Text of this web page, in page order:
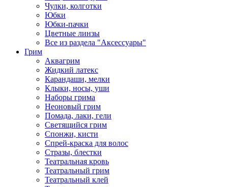
Чулки, колготки
Юбки
Юбки-пачки
Цветные линзы
Все из раздела "Аксессуары"
Грим
Аквагрим
Жидкий латекс
Карандаши, мелки
Клыки, носы, уши
Наборы грима
Неоновый грим
Помада, лаки, гели
Светящийся грим
Спонжи, кисти
Спрей-краска для волос
Стразы, блестки
Театральная кровь
Театральный грим
Театральный клей